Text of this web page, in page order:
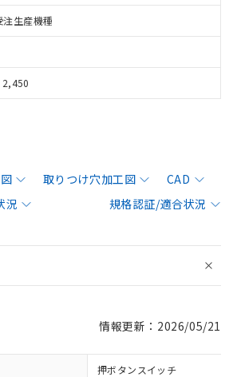
注生産機種
2,450
取りつけ穴加工図
CAD
況
規格認証/適合状況
情報更新：2026/05/21
押ボタンスイッチ